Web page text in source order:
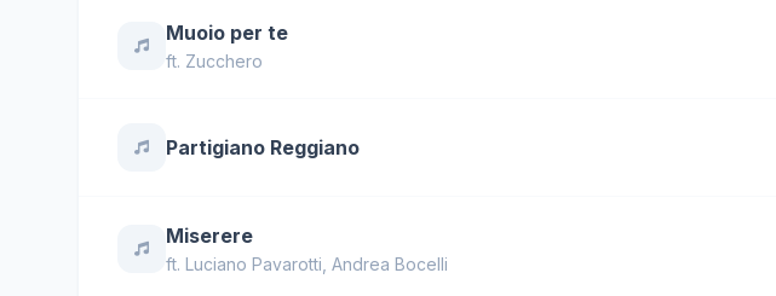
Muoio per te
ft. Zucchero
Partigiano Reggiano
Miserere
ft. Luciano Pavarotti Andrea Bocelli